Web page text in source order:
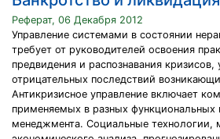
Реферат, 06 Декабря 2012
Управление системами в состоянии
требует от руководителей освоения
предвидения и распознавания кризисов,
отрицательных последствий
Антикризисное управление включает
применяемых в разных функциональных
менеджмента. Социальные технологии,